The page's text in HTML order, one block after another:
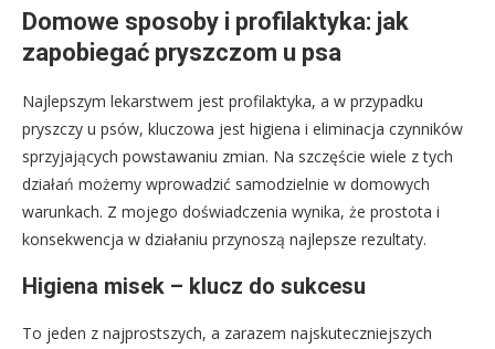
Domowe sposoby i profilaktyka: jak
zapobiegać pryszczom u psa
Najlepszym lekarstwem jest profilaktyka, a w przypadku
pryszczy u psów, kluczowa jest higiena i eliminacja czynników
sprzyjających powstawaniu zmian. Na szczęście wiele z tych
działań możemy wprowadzić samodzielnie w domowych
warunkach. Z mojego doświadczenia wynika, że prostota i
konsekwencja w działaniu przynoszą najlepsze rezultaty.
Higiena misek – klucz do sukcesu
To jeden z najprostszych, a zarazem najskuteczniejszych